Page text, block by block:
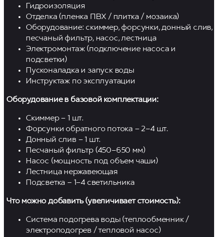
Гидроизоляция
Отделка (пленка ПВХ / плитка / мозаика)
Оборудование: скиммер, форсунки, донный слив,
песчаный фильтр, насос, лестница
Электромонтаж (подключение насоса и
подсветки)
Пусконаладка и запуск воды
Инструктаж по эксплуатации
Оборудование в базовой комплектации:
Скиммер – 1 шт.
Форсунки обратного потока – 2–4 шт.
Донный слив – 1 шт.
Песчаный фильтр (450–650 мм)
Насос (мощность под объем чаши)
Лестница нержавеющая
Подсветка – 1–4 светильника
Что можно добавить (увеличивает стоимость):
Система подогрева воды (теплообменник /
электроподогрев / тепловой насос)